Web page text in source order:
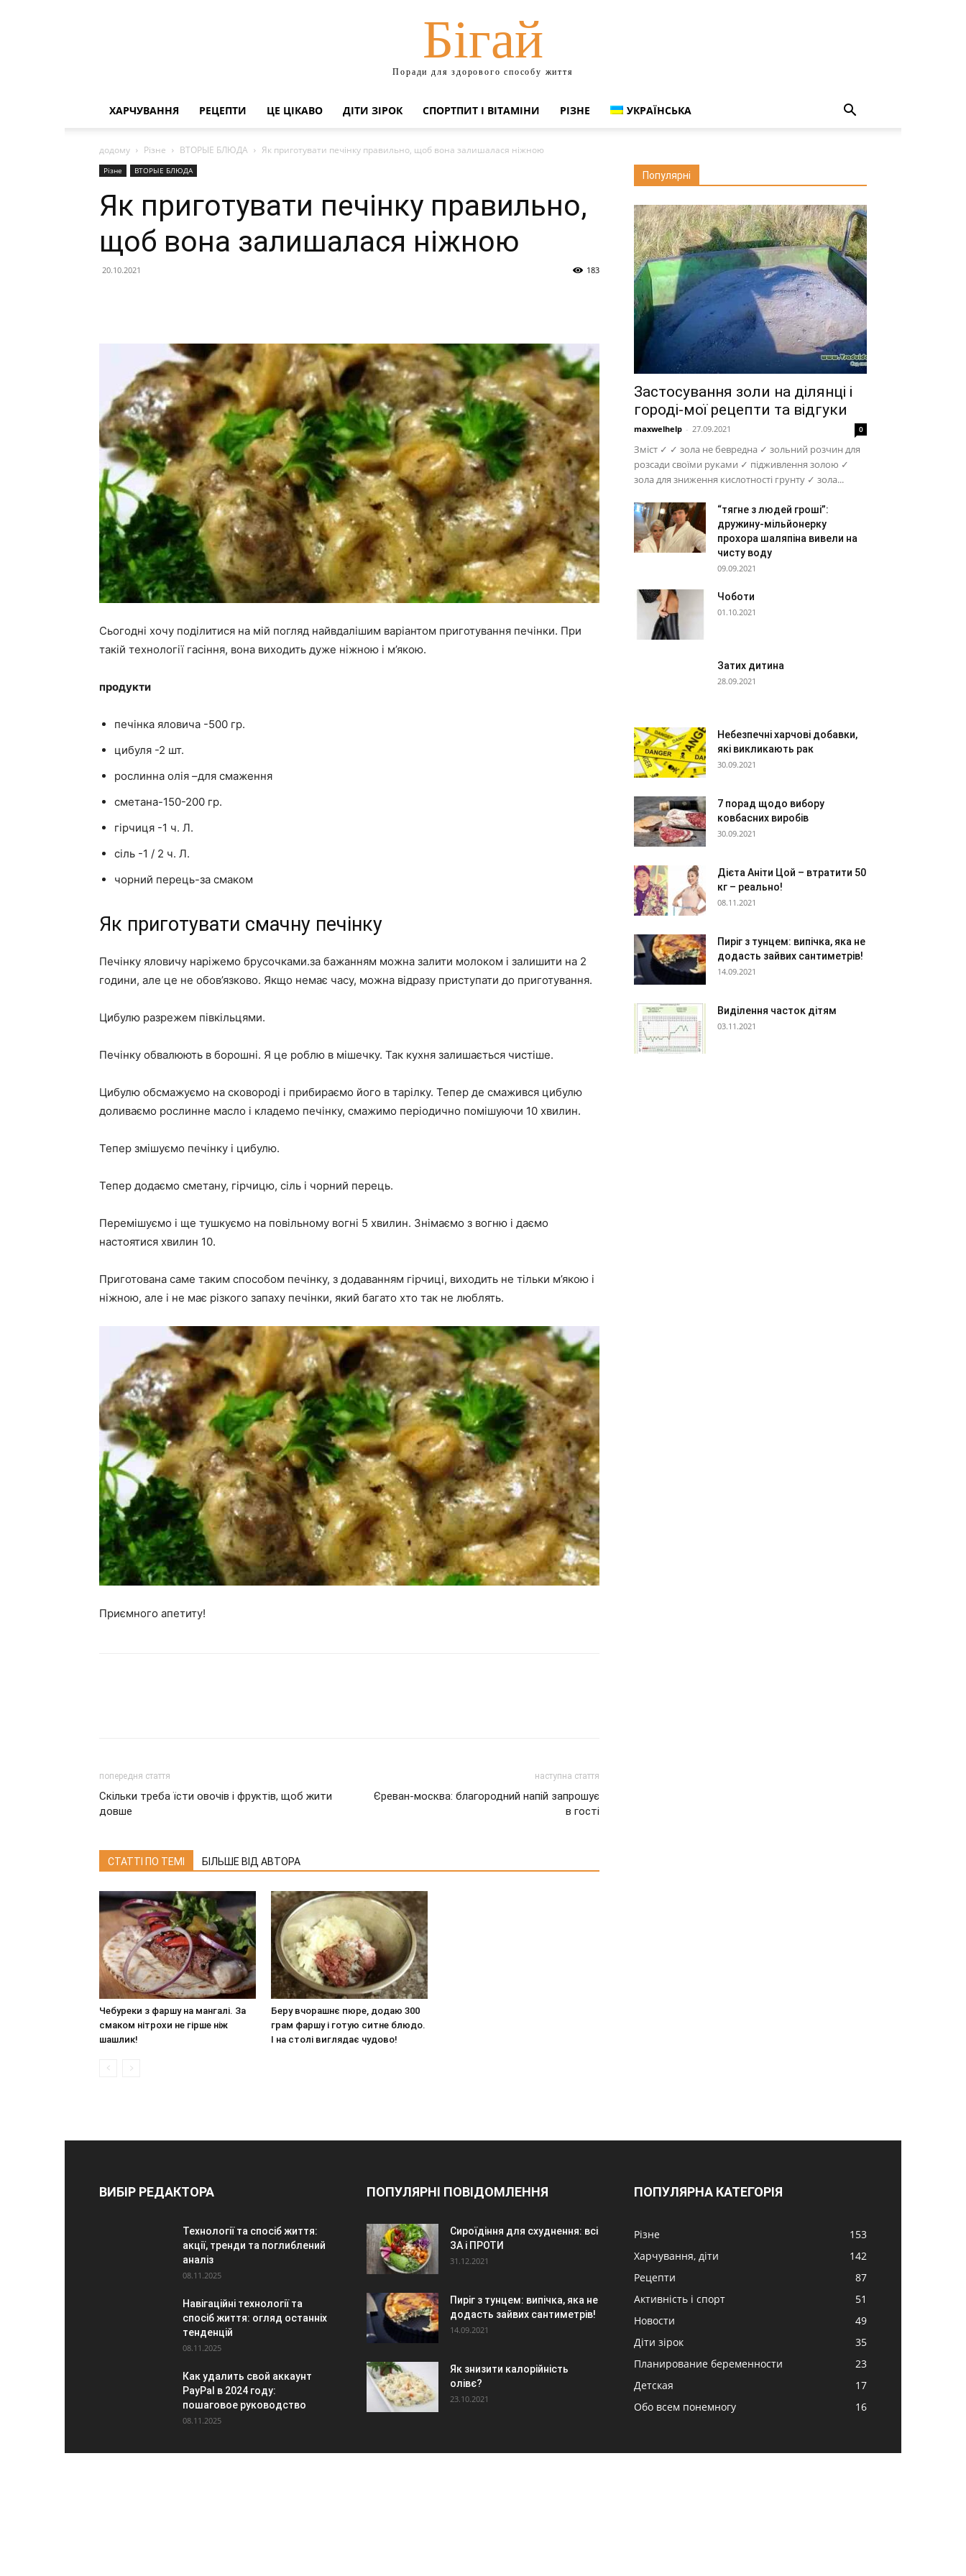
Бігай
Поради для здорового способу життя
ХАРЧУВАННЯ РЕЦЕПТИ ЦЕ ЦІКАВО ДІТИ ЗІРОК СПОРТПИТ І ВІТАМІНИ РІЗНЕ УКРАЇНСЬКА
додому Різне ВТОРЫЕ БЛЮДА Як приготувати печінку правильно, щоб вона залишалася ніжною
Різне ВТОРЫЕ БЛЮДА
Як приготувати печінку правильно,
щоб вона залишалася ніжною
20.10.2021 183
Сьогодні хочу поділитися на мій погляд найвдалішим варіантом приготування печінки. При
такій технології гасіння, вона виходить дуже ніжною і м’якою.
продукти
печінка яловича -500 гр.
цибуля -2 шт.
рослинна олія –для смаження
сметана-150-200 гр.
гірчиця -1 ч. Л.
сіль -1 / 2 ч. Л.
чорний перець-за смаком
Як приготувати смачну печінку
Печінку яловичу наріжемо брусочками.за бажанням можна залити молоком і залишити на 2
години, але це не обов’язково. Якщо немає часу, можна відразу приступати до приготування.
Цибулю разрежем півкільцями.
Печінку обвалюють в борошні. Я це роблю в мішечку. Так кухня залишається чистіше.
Цибулю обсмажуємо на сковороді і прибираємо його в тарілку. Тепер де смажився цибулю
доливаємо рослинне масло і кладемо печінку, смажимо періодично помішуючи 10 хвилин.
Тепер змішуємо печінку і цибулю.
Тепер додаємо сметану, гірчицю, сіль і чорний перець.
Перемішуємо і ще тушкуємо на повільному вогні 5 хвилин. Знімаємо з вогню і даємо
настоятися хвилин 10.
Приготована саме таким способом печінку, з додаванням гірчиці, виходить не тільки м’якою і
ніжною, але і не має різкого запаху печінки, який багато хто так не люблять.
Приємного апетиту!
попередня стаття
Скільки треба їсти овочів і фруктів, щоб жити
довше
наступна стаття
Єреван-москва: благородний напій запрошує
в гості
СТАТТІ ПО ТЕМІ БІЛЬШЕ ВІД АВТОРА
Чебуреки з фаршу на мангалі. За
смаком нітрохи не гірше ніж
шашлик!
Беру вчорашнє пюре, додаю 300
грам фаршу і готую ситне блюдо.
І на столі виглядає чудово!
Популярні
Застосування золи на ділянці і
городі-мої рецепти та відгуки
maxwelhelp - 27.09.2021 0
Зміст ✓ ✓ зола не бевредна ✓ зольний розчин для
розсади своїми руками ✓ підживлення золою ✓
зола для зниження кислотності грунту ✓ зола...
“тягне з людей гроші”:
дружину-мільйонерку
прохора шаляпіна вивели на
чисту воду
09.09.2021
Чоботи
01.10.2021
Затих дитина
28.09.2021
Небезпечні харчові добавки,
які викликають рак
30.09.2021
7 порад щодо вибору
ковбасних виробів
30.09.2021
Дієта Аніти Цой – втратити 50
кг – реально!
08.11.2021
Пиріг з тунцем: випічка, яка не
додасть зайвих сантиметрів!
14.09.2021
Виділення часток дітям
03.11.2021
ВИБІР РЕДАКТОРА
Технології та спосіб життя:
акції, тренди та поглиблений
аналіз
08.11.2025
Навігаційні технології та
спосіб життя: огляд останніх
тенденцій
08.11.2025
Как удалить свой аккаунт
PayPal в 2024 году:
пошаговое руководство
08.11.2025
ПОПУЛЯРНІ ПОВІДОМЛЕННЯ
Сироїдіння для схуднення: всі
ЗА і ПРОТИ
31.12.2021
Пиріг з тунцем: випічка, яка не
додасть зайвих сантиметрів!
14.09.2021
Як знизити калорійність
олівє?
23.10.2021
ПОПУЛЯРНА КАТЕГОРІЯ
Різне
153
Харчування, діти
142
Рецепти
87
Активність і спорт
51
Новости
49
Діти зірок
35
Планирование беременности
23
Детская
17
Обо всем понемногу
16